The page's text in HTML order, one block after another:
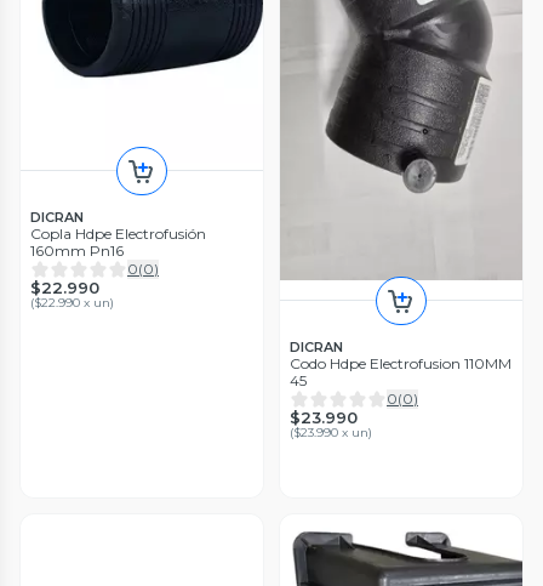
DICRAN
Copla Hdpe Electrofusión
160mm Pn16
0(0)
$22.990
($22.990 x un)
DICRAN
Codo Hdpe Electrofusion 110MM
45
0(0)
$23.990
($23.990 x un)